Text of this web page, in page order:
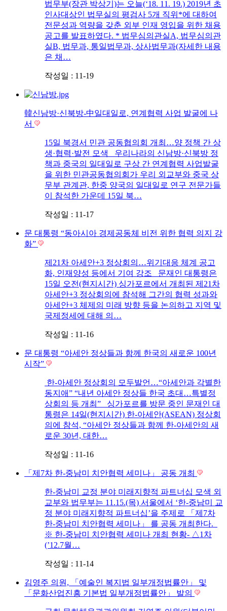
법무부(장관 박상기)는 오늘(‘18. 11. 19.) 2019년 초
인사대상인 법무실의 평검사 5개 직위*에 대하여
전문성과 역량을 갖춘 외부 인재 영입을 위한 채용
공고를 발표하였다. * 법무심의관실A, 법무심의관
실B, 법무과, 통일법무과, 상사법무과(자세한 내용
은 채…
작성일 : 11-19
韓신남방·신북방-中일대일로, 연계협력 사업 발굴에 나
서
15일 북경서 민관 공동협의회 개최…양 정책 간 상
생·협력·발전 모색 우리나라의 신남방·신북방 정
책과 중국의 일대일로 구상 간 연계협력 사업발굴
을 위한 민관공동협의회가 우리 외교부와 중국 상
무부 관계관, 한중 양국의 일대일로 연구 전문가들
이 참석한 가운데 15일 북…
작성일 : 11-17
문 대통령 “동아시아 경제공동체 비전 위한 협력 의지 강
화”
제21차 아세안+3 정상회의…위기대응 체계 공고
화, 인재양성 등에서 기여 강조 문재인 대통령은
15일 오전(현지시간) 싱가포르에서 개최된 제21차
아세안+3 정상회의에 참석해 그간의 협력 성과와
아세안+3 체제의 미래 방향 등을 논의하고 지역 및
국제정세에 대해 의…
작성일 : 11-16
문 대통령 “아세안 정상들과 함께 한국의 새로운 100년
시작”
한-아세안 정상회의 모두발언…“아세안과 각별한
동지애” “내년 아세안 정상들 한국 초대…특별정
상회의 등 개최” 싱가포르를 방문 중인 문재인 대
통령은 14일(현지시간) 한-아세안(ASEAN) 정상회
의에 참석, “아세안 정상들과 함께 한-아세안의 새
로운 30년, 대한…
작성일 : 11-16
「제7차 한-중남미 치안협력 세미나」 공동 개최
한-중남미 교정 분야 미래지향적 파트너십 모색 외
교부와 법무부는 11.15.(목) 서울에서 ‘한-중남미 교
정 분야 미래지향적 파트너십’을 주제로 「제7차
한-중남미 치안협력 세미나」 를 공동 개최한다.
※ 한-중남미 치안협력 세미나 개최 현황- △1차
(’12.7월…
작성일 : 11-14
김영주 의원, 「예술인 복지법 일부개정법률안」 및
「문화산업진흥 기본법 일부개정법률안」 발의